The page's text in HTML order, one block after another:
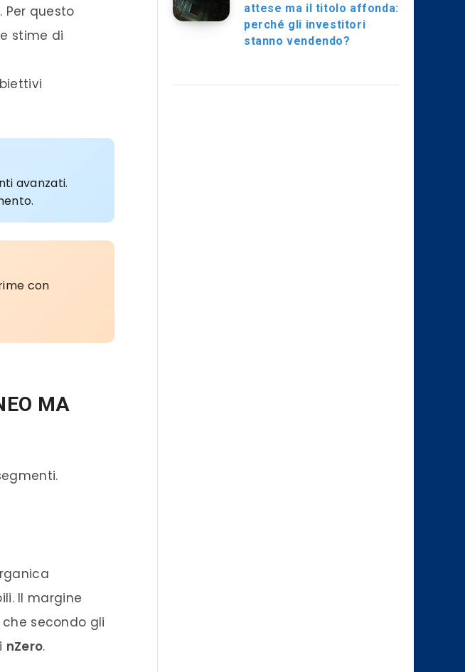
. Per questo
stime di
avanzati.
con
MA
Il margine
che secondo gli
nZero.
attese ma il titolo affonda:
perché gli investitori
stanno vendendo?